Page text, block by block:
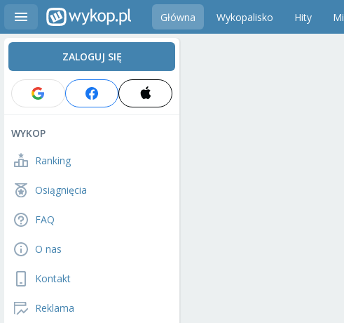
Główna Wykopalisko Hity
ZALOGUJ SIĘ
WYKOP
Ranking
Osiągnięcia
FAQ
O nas
Kontakt
Reklama